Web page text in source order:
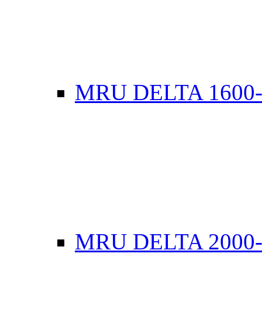
MRU DELTA
MRU DELTA